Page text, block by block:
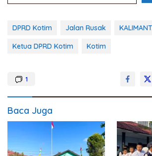
DPRD Kotim Jalan Rusak
Ketua DPRD Kotim Kotim
1
Baca Juga